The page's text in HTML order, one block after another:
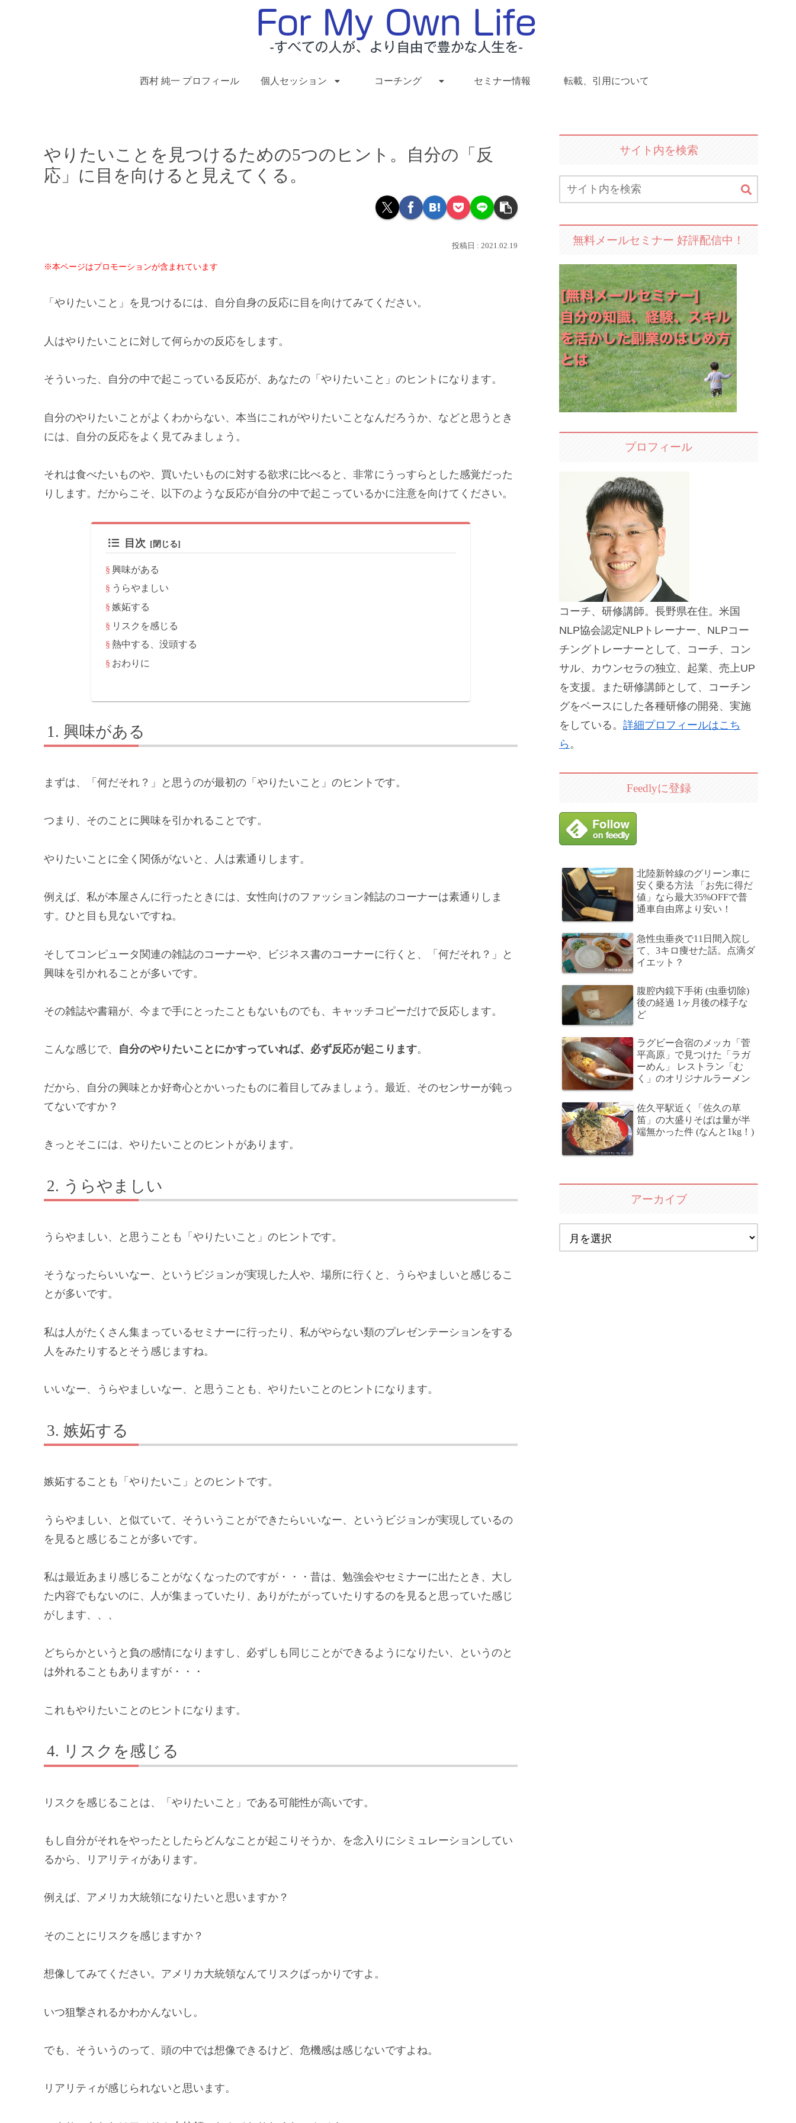
西村 純一 プロフィール 個人セッション コーチング セミナー情報 転載、引用について
やりたいことを見つけるための5つのヒント。自分の「反
応」に目を向けると見えてくる。
2021.02.19
※本ページはプロモーションが含まれています
「やりたいこと」を見つけるには、自分自身の反応に目を向けてみてください。
人はやりたいことに対して何らかの反応をします。
そういった、自分の中で起こっている反応が、あなたの「やりたいこと」のヒントになります。
自分のやりたいことがよくわからない、本当にこれがやりたいことなんだろうか、などと思うとき
には、自分の反応をよく見てみましょう。
それは食べたいものや、買いたいものに対する欲求に比べると、非常にうっすらとした感覚だった
りします。だからこそ、以下のような反応が自分の中で起こっているかに注意を向けてください。
目次
興味がある
うらやましい
嫉妬する
リスクを感じる
熱中する、没頭する
おわりに
興味がある
まずは、「何だそれ？」と思うのが最初の「やりたいこと」のヒントです。
つまり、そのことに興味を引かれることです。
やりたいことに全く関係がないと、人は素通りします。
例えば、私が本屋さんに行ったときには、女性向けのファッション雑誌のコーナーは素通りしま
す。ひと目も見ないですね。
そしてコンピュータ関連の雑誌のコーナーや、ビジネス書のコーナーに行くと、「何だそれ？」と
興味を引かれることが多いです。
その雑誌や書籍が、今まで手にとったこともないものでも、キャッチコピーだけで反応します。
こんな感じで、 自分のやりたいことにかすっていれば、必ず反応が起こります。
だから、自分の興味とか好奇心とかいったものに着目してみましょう。最近、そのセンサーが鈍っ
てないですか？
きっとそこには、やりたいことのヒントがあります。
うらやましい
うらやましい、と思うことも「やりたいこと」のヒントです。
そうなったらいいなー、というビジョンが実現した人や、場所に行くと、うらやましいと感じるこ
とが多いです。
私は人がたくさん集まっているセミナーに行ったり、私がやらない類のプレゼンテーションをする
人をみたりするとそう感じますね。
いいなー、うらやましいなー、と思うことも、やりたいことのヒントになります。
嫉妬する
嫉妬することも「やりたいこ」とのヒントです。
うらやましい、と似ていて、そういうことができたらいいなー、というビジョンが実現しているの
を見ると感じることが多いです。
私は最近あまり感じることがなくなったのですが・・・昔は、勉強会やセミナーに出たとき、大し
た内容でもないのに、人が集まっていたり、ありがたがっていたりするのを見ると思っていた感じ
がします、、、
どちらかというと負の感情になりますし、必ずしも同じことができるようになりたい、というのと
は外れることもありますが・・・
これもやりたいことのヒントになります。
リスクを感じる
リスクを感じることは、「やりたいこと」である可能性が高いです。
もし自分がそれをやったとしたらどんなことが起こりそうか、を念入りにシミュレーションしてい
るから、リアリティがあります。
例えば、アメリカ大統領になりたいと思いますか？
そのことにリスクを感じますか？
想像してみてください。アメリカ大統領なんてリスクばっかりですよ。
いつ狙撃されるかわかんないし。
でも、そういうのって、頭の中では想像できるけど、危機感は感じないですよね。
リアリティが感じられないと思います。
サイト内を検索
無料メールセミナー 好評配信中！
プロフィール
コーチ、研修講師。長野県在住。米国
NLP協会認定NLPトレーナー、NLPコー
チングトレーナーとして、コーチ、コン
サル、カウンセラの独立、起業、売上UP
を支援。また研修講師として、コーチン
グをベースにした各種研修の開発、実施
をしている。 詳細プロフィールはこち
ら 。
Feedlyに登録
北陸新幹線のグリーン車に
安く乗る方法 「お先に得だ
値」なら最大35%OFFで普
通車自由席より安い！
急性虫垂炎で11日間入院し
て、3キロ痩せた話。点滴ダ
イエット？
腹腔内鏡下手術 (虫垂切除)
後の経過 1ヶ月後の様子な
ど
ラグビー合宿のメッカ「菅
平高原」で見つけた「ラガ
ーめん」 レストラン「む
く」のオリジナルラーメン
佐久平駅近く「佐久の草
笛」の大盛りそばは量が半
端無かった件 (なんと1kg！)
アーカイブ